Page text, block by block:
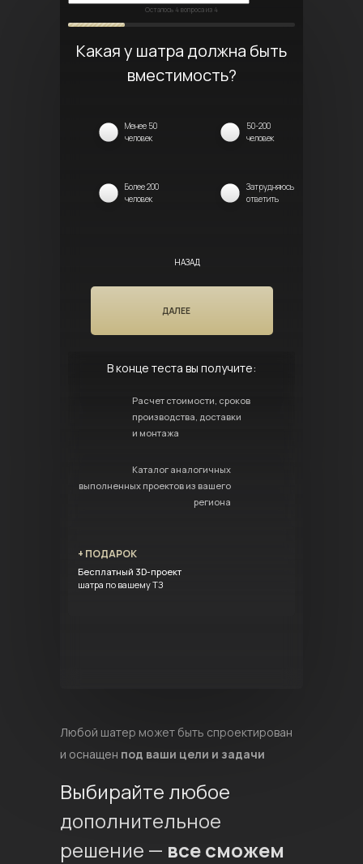
Осталось 4 вопроса из 4
Какая у шатра должна быть
вместимость?
Менее 50
человек
50-200
человек
Более 200
человек
Затрудняюсь
ответить
НАЗАД
ДАЛЕЕ
В конце теста вы получите:
Расчет стоимости, сроков
производства, доставки
и монтажа
Каталог аналогичных
выполненных проектов из вашего
региона
+ ПОДАРОК
Бесплатный 3D-проект
шатра по вашему ТЗ
Любой шатер может быть спроектирован
и оснащен под ваши цели и задачи
Выбирайте любое
дополнительное
решение — все сможем